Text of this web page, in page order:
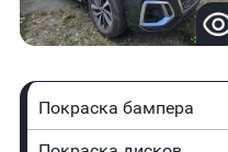
Покраска бампера